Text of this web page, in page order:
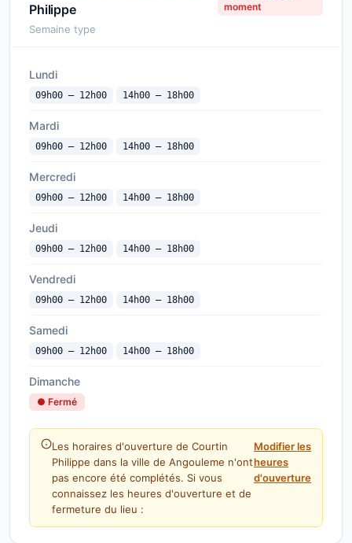
Philippe
moment
Semaine type
Lundi
09h00 — 12h00 14h00 — 18h00
Mardi
09h00 — 12h00 14h00 — 18h00
Mercredi
09h00 — 12h00 14h00 — 18h00
Jeudi
09h00 — 12h00 14h00 — 18h00
Vendredi
09h00 — 12h00 14h00 — 18h00
Samedi
09h00 — 12h00 14h00 — 18h00
Dimanche
● Fermé
Les horaires d'ouverture de Courtin
Philippe dans la ville de Angouleme n'ont
pas encore été complétés. Si vous
connaissez les heures d'ouverture et de
fermeture du lieu :
Modifier les
heures
d'ouverture